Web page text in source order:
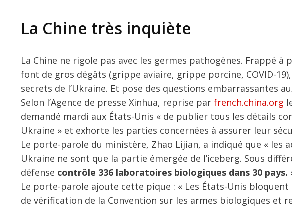
La Chine très inquiète
La Chine ne rigole pas avec les germes pathogènes. Frappé
font de gros dégâts (grippe aviaire, grippe porcine, COVID-
secrets de l’Ukraine. Et pose des questions embarrassantes
Selon l’Agence de presse Xinhua, reprise par french.china.org
demandé mardi aux États-Unis « de publier tous les détails
Ukraine » et exhorte les parties concernées à assurer leur
Le porte-parole du ministère, Zhao Lijian, a indiqué que « les
Ukraine ne sont que la partie émergée de l’iceberg. Sous
défense contrôle 336 laboratoires biologiques dans 30 pays.
Le porte-parole ajoute cette pique : « Les États-Unis
de vérification de la Convention sur les armes biologiques et